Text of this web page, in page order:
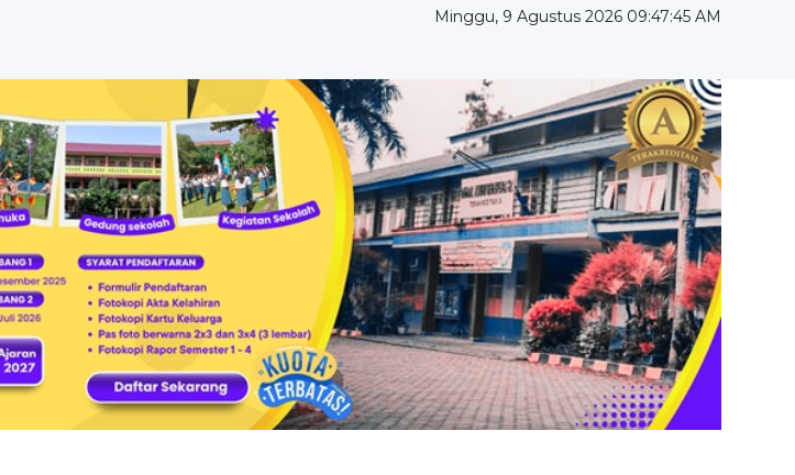
Minggu, 9 Agustus 2026 09:47:47 AM